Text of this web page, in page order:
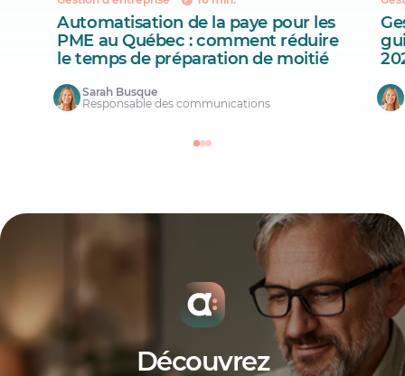
Automatisation de la paye pour les
PME au Québec : comment réduire
le temps de préparation de moitié
Sarah Busque
Responsable des communications
Découvrez